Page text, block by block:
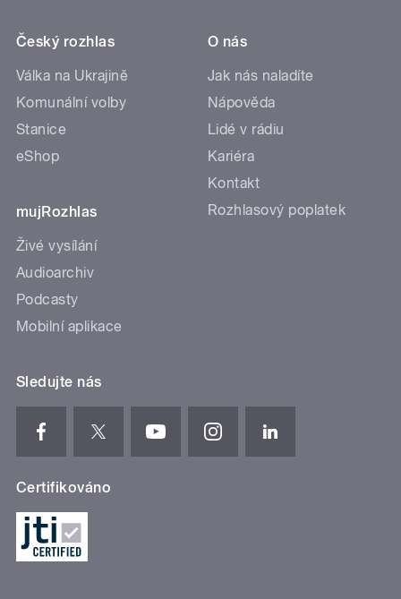
Český rozhlas
Válka na Ukrajině
Komunální volby
Stanice
eShop
mujRozhlas
Živé vysílání
Audioarchiv
Podcasty
Mobilní aplikace
O nás
Jak nás naladíte
Nápověda
Lidé v rádiu
Kariéra
Kontakt
Rozhlasový poplatek
Sledujte nás
Certifikováno